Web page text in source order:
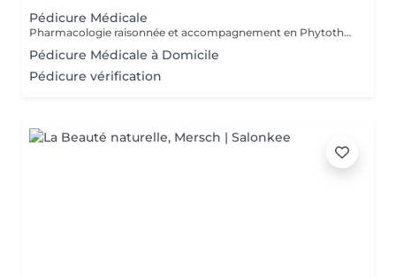
Pédicure Médicale
Pharmacologie raisonnée et accompagnement en Phytothérapie. Spécialisée en orthopodologie. Mycose, verrue, ongle incarné, mal perforant,...
Pédicure Médicale à Domicile
Pédicure vérification